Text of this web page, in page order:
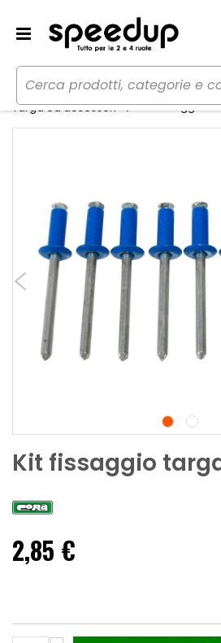
Home Auto
Accessori esterni
Targa ed accessori
Kit fissaggio
Kit fissaggio
2,85 €